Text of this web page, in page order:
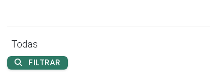
Todas
FILTRAR